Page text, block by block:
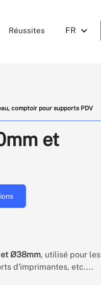
FR
Réussites
comptoir pour supports PDV
et
Ø38mm, utilisé pour les
d'imprimantes, etc....